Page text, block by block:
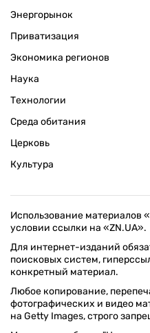
Энергорынок
Приватизация
Экономика регионов
Наука
Технологии
Среда обитания
Церковь
Культура
Использование материалов
условии ссылки на «ZN.UA».
Для интернет-изданий
поисковых систем,
конкретный материал.
Любое копирование,
фотографических и видео
на Getty Images, строго